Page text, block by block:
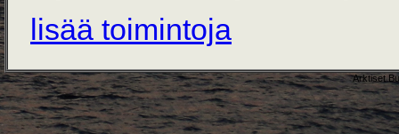
lisää toimintoja
Arktiset